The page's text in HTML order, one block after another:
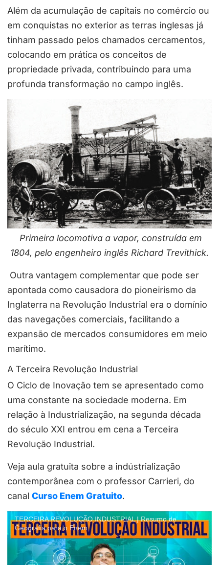
Além da acumulação de capitais no comércio ou
em conquistas no exterior as terras inglesas já
tinham passado pelos chamados cercamentos,
colocando em prática os conceitos de
propriedade privada, contribuindo para uma
profunda transformação no campo inglês.
Primeira locomotiva a vapor, construída em
1804, pelo engenheiro inglês Richard Trevithick.
Outra vantagem complementar que pode ser
apontada como causadora do pioneirismo da
Inglaterra na Revolução Industrial era o domínio
das navegações comerciais, facilitando a
expansão de mercados consumidores em meio
marítimo.
A Terceira Revolução Industrial
O Ciclo de Inovação tem se apresentado como
uma constante na sociedade moderna. Em
relação à Industrialização, na segunda década
do século XXI entrou em cena a Terceira
Revolução Industrial.
Veja aula gratuita sobre a indústrialização
contemporânea com o professor Carrieri, do
canal Curso Enem Gratuito.
TERCEIRA REVOLUÇÃO INDUSTRIAL | Resumo de
Geografia para o Enem